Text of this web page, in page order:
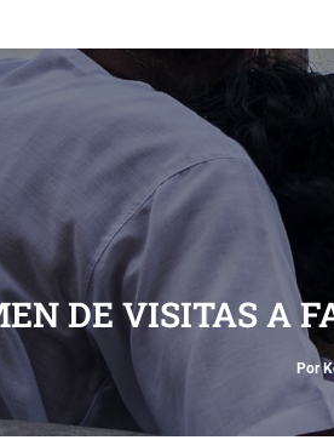
DE VISITAS A
Por